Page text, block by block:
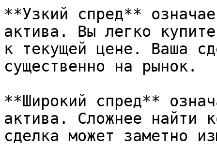
**Узкий спред**
актива. Вы легко
к текущей цене. Ваша
существенно на рынок.
**Широкий спред**
актива. Сложнее найти
сделка может заметно